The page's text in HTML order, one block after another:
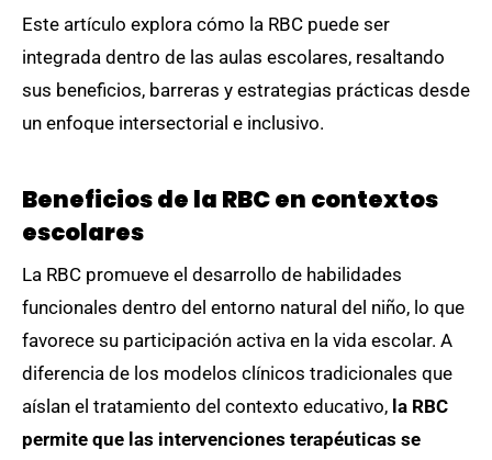
Este artículo explora cómo la RBC puede ser
integrada dentro de las aulas escolares, resaltando
sus beneficios, barreras y estrategias prácticas desde
un enfoque intersectorial e inclusivo.
Beneficios de la RBC en contextos
escolares
La RBC promueve el desarrollo de habilidades
funcionales dentro del entorno natural del niño, lo que
favorece su participación activa en la vida escolar. A
diferencia de los modelos clínicos tradicionales que
aíslan el tratamiento del contexto educativo, la RBC
permite que las intervenciones terapéuticas se